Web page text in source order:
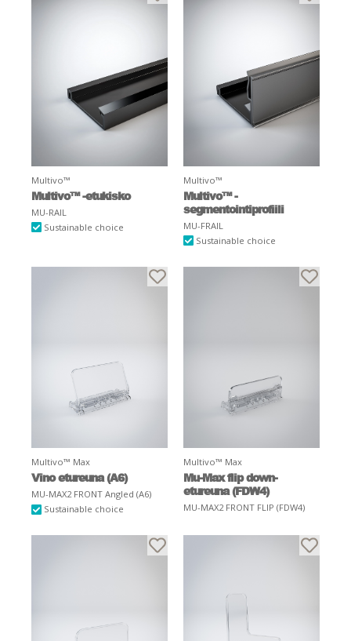
Multivo™
Multivo™ -etukisko
MU-RAIL
Sustainable choice
Multivo™
Multivo™ -
segmentointiprofiili
MU-FRAIL
Sustainable choice
Multivo™ Max
Vino etureuna (A6)
MU-MAX2 FRONT Angled (A6)
Sustainable choice
Multivo™ Max
Mu-Max flip down-
etureuna (FDW4)
MU-MAX2 FRONT FLIP (FDW4)